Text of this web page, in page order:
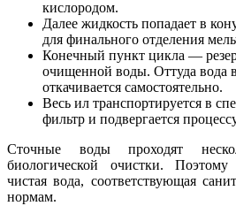
кислородом.
Далее жидкость попадает в
для финального отделения
Конечный пункт цикла —
очищенной воды. Оттуда вода
откачивается самостоятельно.
Весь ил транспортируется в
фильтр и подвергается
Сточные воды проходят
биологической очистки.
чистая вода, соответствующая
нормам.